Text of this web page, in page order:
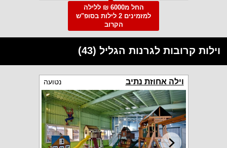
החל מ6000 ₪ ללילה
למזמינים 2 לילות בסופ"ש
הקרוב
וילות קרובות לגרנות הגליל (43)
וילה אחוזת נתיב נטועה